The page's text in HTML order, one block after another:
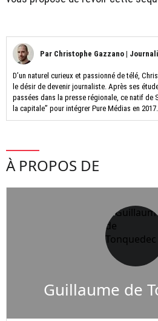
Par Christophe Gazzano |
D’un naturel curieux et passionné de télé,
le désir de devenir journaliste. Après ses
passées dans la presse régionale, ce natif de
la capitale” pour intégrer Pure Médias en 2017.
À PROPOS DE
Guillaume de